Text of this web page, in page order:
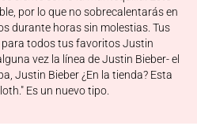
por lo que no sobrecalentarás en
durante horas sin molestias. Tus
todos tus favoritos Justin
vez la línea de Justin Bieber- el
Justin Bieber ¿En la tienda? Esta
Es un nuevo tipo.